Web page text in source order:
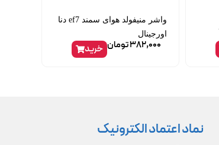
واشر منیفولد هوای سمند ef7 دنا
اورجینال
382,000تومان خرید
نماد اعتماد الکترونیک